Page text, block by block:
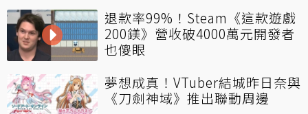
退款率99%！Steam《這款遊戲
200鎂》營收破4000萬元開發者
也傻眼
夢想成真！VTuber結城昨日奈與
《刀劍神域》推出聯動周邊